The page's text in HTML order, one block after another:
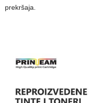
prekršaja.